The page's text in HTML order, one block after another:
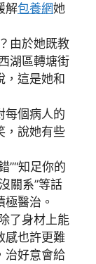
解包養網她
由於她既教
湖區轉塘街
，這是她和
個病人的
，說她有些
知足你的
關系”等話
醫治。
了身材上能
感也許更難
治好意會給